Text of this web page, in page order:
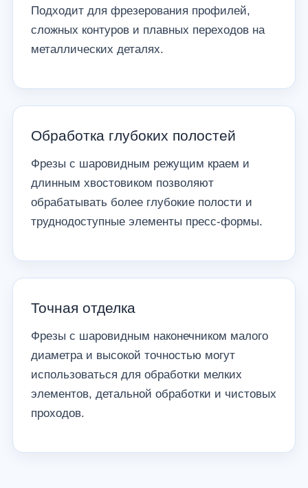
Подходит для фрезерования профилей,
сложных контуров и плавных переходов на
металлических деталях.
Обработка глубоких полостей
Фрезы с шаровидным режущим краем и
длинным хвостовиком позволяют
обрабатывать более глубокие полости и
труднодоступные элементы пресс-формы.
Точная отделка
Фрезы с шаровидным наконечником малого
диаметра и высокой точностью могут
использоваться для обработки мелких
элементов, детальной обработки и чистовых
проходов.